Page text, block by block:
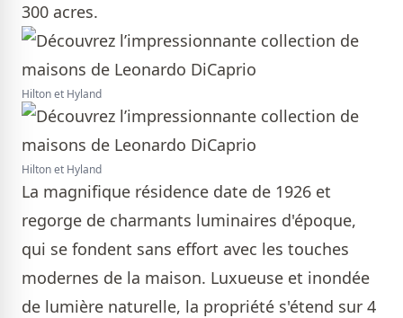
300 acres.
Hilton et Hyland
Hilton et Hyland
La magnifique résidence date de 1926 et
regorge de charmants luminaires d'époque,
qui se fondent sans effort avec les touches
modernes de la maison. Luxueuse et inondée
de lumière naturelle, la propriété s'étend sur 4